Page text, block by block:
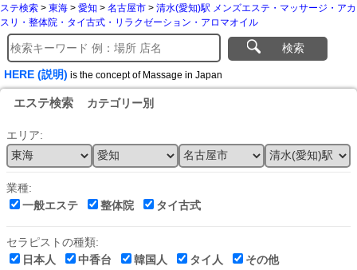
ステ検索 > 東海 > 愛知 > 名古屋市 > 清水(愛知)駅 メンズエステ・マッサージ・アカ
スリ・整体院・タイ古式・リラクゼーション・アロマオイル
検索
HERE (説明) is the concept of Massage in Japan
エステ検索 カテゴリー別
エリア:
業種:
一般エステ
整体院 タイ古式
セラピストの種類:
日本人
中香台 韓国人 タイ人 その他